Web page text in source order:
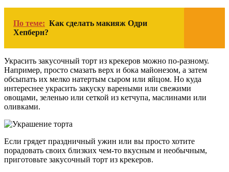
По теме: Как сделать макияж Одри
Хепберн?
Украсить закусочный торт из крекеров можно по-разному.
Например, просто смазать верх и бока майонезом, а затем
обсыпать их мелко натертым сыром или яйцом. Но куда
интереснее украсить закуску вареными или свежими
овощами, зеленью или сеткой из кетчупа, маслинами или
оливками.
Если грядет праздничный ужин или вы просто хотите
порадовать своих близких чем-то вкусным и необычным,
приготовьте закусочный торт из крекеров.